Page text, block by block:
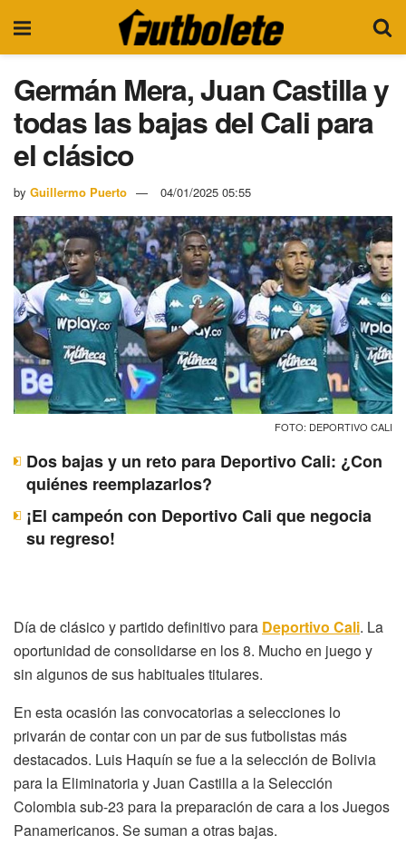
Germán Mera, Juan Castilla y
todas las bajas del Cali para
el clásico
by Guillermo Puerto 04/01/2025 05:55
FOTO: DEPORTIVO CALI
Dos bajas y un reto para Deportivo Cali: ¿Con
quiénes reemplazarlos?
¡El campeón con Deportivo Cali que negocia
su regreso!
Día de clásico y partido definitivo para Deportivo Cali. La
oportunidad de consolidarse en los 8. Mucho en juego y
sin algunos de sus habituales titulares.
En esta ocasión las convocatorias a selecciones lo
privarán de contar con un par de sus futbolistas más
destacados. Luis Haquín se fue a la selección de Bolivia
para la Eliminatoria y Juan Castilla a la Selección
Colombia sub-23 para la preparación de cara a los Juegos
Panamericanos. Se suman a otras bajas.